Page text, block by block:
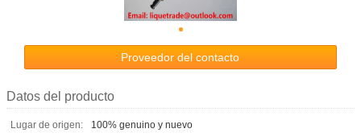
Proveedor del contacto
Datos del producto
Lugar de origen:
100% genuino y nuevo